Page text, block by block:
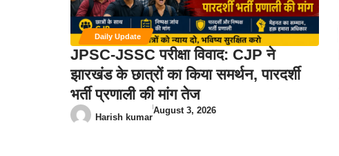
Daily Update
JPSC-JSSC परीक्षा विवाद: CJP ने
झारखंड के छात्रों का किया समर्थन, पारदर्शी
भर्ती प्रणाली की मांग तेज
Harish kumar
August 3, 2026